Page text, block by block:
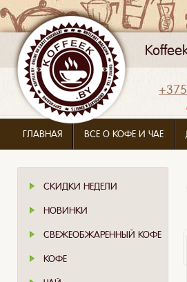
ГЛАВНАЯ ВСЕ О КОФЕ И ЧАЕ
СКИДКИ НЕДЕЛИ
НОВИНКИ
СВЕЖЕОБЖАРЕННЫЙ КОФЕ
КОФЕ